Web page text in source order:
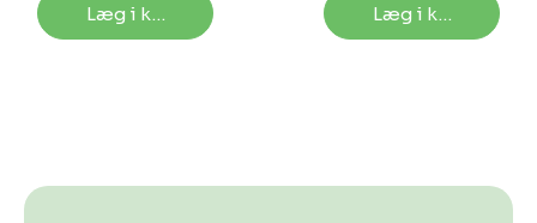
Læg i kurv Læg i kurv